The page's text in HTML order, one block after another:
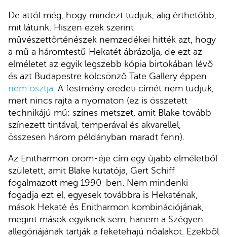
De attól még, hogy mindezt tudjuk, alig érthetőbb,
mit látunk. Hiszen ezek szerint
művészettörténészek nemzedékei hitték azt, hogy
a mű a háromtestű Hekatét ábrázolja, de ezt az
elméletet az egyik legszebb kópia birtokában lévő
és azt Budapestre kölcsönző Tate Gallery éppen
nem osztja . A festmény eredeti címét nem tudjuk,
mert nincs rajta a nyomaton (ez is összetett
technikájú mű: színes metszet, amit Blake tovább
színezett tintával, temperával és akvarellel,
összesen három példányban maradt fenn).
Az Enitharmon öröm-éje cím egy újabb elméletből
született, amit Blake kutatója, Gert Schiff
fogalmazott meg 1990-ben. Nem mindenki
fogadja ezt el, egyesek továbbra is Hekaténak,
mások Hekaté és Enitharmon kombinációjának,
megint mások egyiknek sem, hanem a Szégyen
allegóriájának tartják a feketehajú nőalakot. Ezekből